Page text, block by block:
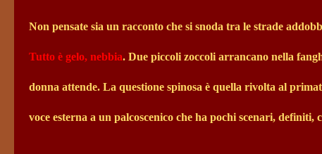
Non pensate sia un racconto che si snoda tra le strade
Tutto è gelo, nebbia. Due piccoli zoccoli arrancano nella
donna attende. La questione spinosa è quella rivolta al
voce esterna a un palcoscenico che ha pochi scenari,